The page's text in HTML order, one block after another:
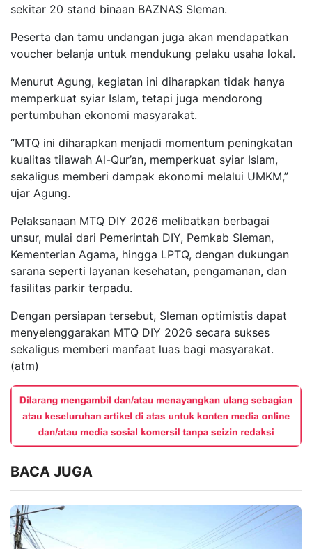
sekitar 20 stand binaan BAZNAS Sleman.
Peserta dan tamu undangan juga akan mendapatkan
voucher belanja untuk mendukung pelaku usaha lokal.
Menurut Agung, kegiatan ini diharapkan tidak hanya
memperkuat syiar Islam, tetapi juga mendorong
pertumbuhan ekonomi masyarakat.
“MTQ ini diharapkan menjadi momentum peningkatan
kualitas tilawah Al-Qur’an, memperkuat syiar Islam,
sekaligus memberi dampak ekonomi melalui UMKM,”
ujar Agung.
Pelaksanaan MTQ DIY 2026 melibatkan berbagai
unsur, mulai dari Pemerintah DIY, Pemkab Sleman,
Kementerian Agama, hingga LPTQ, dengan dukungan
sarana seperti layanan kesehatan, pengamanan, dan
fasilitas parkir terpadu.
Dengan persiapan tersebut, Sleman optimistis dapat
menyelenggarakan MTQ DIY 2026 secara sukses
sekaligus memberi manfaat luas bagi masyarakat.
(atm)
BACA JUGA